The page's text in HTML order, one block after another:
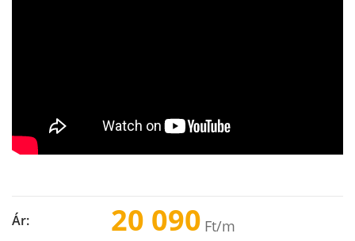
Ár: 20 090 Ft/m